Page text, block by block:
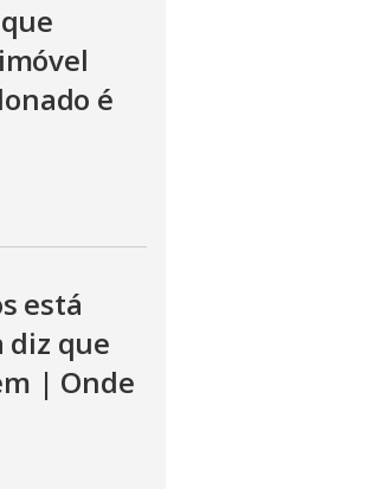
é
está
diz que
| Onde